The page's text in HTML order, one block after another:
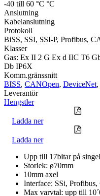
-40 till 60 °C °C
Anslutning
Kabelanslutning
Protokoll
BiSS, SSI, SSI-P, Profibus,
Klasser
Gas: Ex II 2 G Ex d IIC T6
Db IP6X
Komm.gränssnitt
BISS, CANOpen, DeviceNet,
Leverantör
Hengstler
Ladda ner
Ladda ner
Upp till 17bitar på
Storlek: ø70mm
10mm axel
Interface: SSi,
Max varvtal: upp till